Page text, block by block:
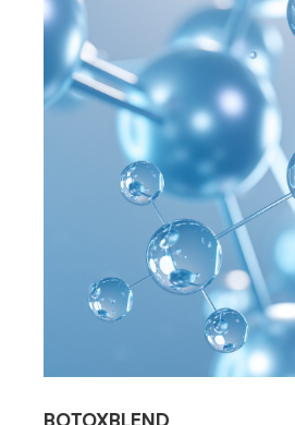
BOTOXBLEND